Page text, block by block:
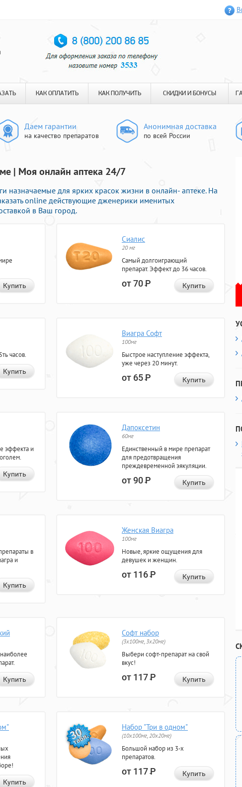
КАК ОПЛАТИТЬ КАК ПОЛУЧИТЬ СКИДКИ И БОНУСЫ
Даем гарантии
на качество препаратов
Анонимная доставка
по всей России
| Моя онлайн аптека 24/7
назначаемые для ярких красок жизни в онлайн- аптеке. На
online действующие дженерики именитых
в Ваш город.
Купить
Сиалис
20 мг
Самый долгоиграющий
препарат. Эффект до 36 часов.
от 70Р Купить
часов.
Купить
Виагра Софт
100мг
Быстрое наступление эффекта,
уже через 20 минут.
от 65Р Купить
эффекта и
Купить
Дапоксетин
60мг
Единственный в мире препарат
для предотвращения
преждевременной эякуляции.
от 90Р Купить
в
и
Купить
Женская Виагра
100мг
Новые, яркие ощущения для
девушек и женщин.
от 116Р Купить
Купить
Софт набор
(3x100мг, 3x20мг)
Выбери софт-препарат на свой
вкус!
от 117Р Купить
Купить
Набор "Три в одном"
(10x100мг, 20x20мг)
Большой набор из 3-х
препаратов.
от 117Р Купить